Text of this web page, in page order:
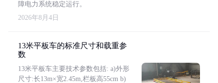
障电力系统稳定运行。
2026年8月4日
13米平板车的标准尺寸和载重参
数
13米平板车主要技术参数包括: a)外形
尺寸:长13m×宽2.45m,栏板高55cm b)